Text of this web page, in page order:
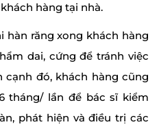
hàng tại nhà.
hàn răng xong khách hàng
dai, cứng để tránh việc
đó, khách hàng cũng
tháng/ lần để bác sĩ kiểm
phát hiện và điều trị các